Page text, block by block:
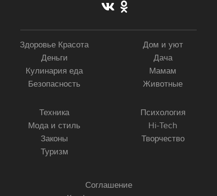
Здоровье Красота
Деньги
Кулинария еда
Безопасность
Дом и уют
Дача
Мамам
Животные
Техника
Мода и стиль
Законы
Туризм
Психология
Hi-Tech
Творчество
Соглашение